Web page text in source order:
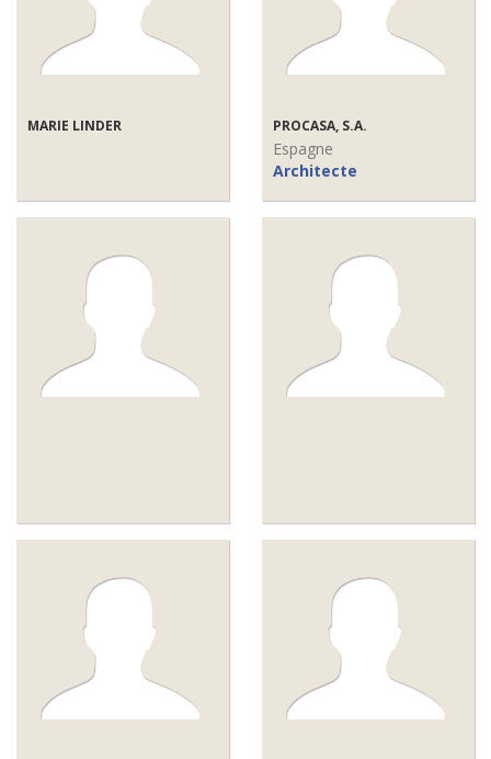
MARIE LINDER PROCASA, S.A.
Espagne
Architecte